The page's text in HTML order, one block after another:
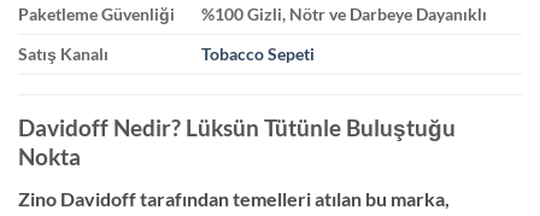
Paketleme Güvenliği
%100 Gizli, Nötr ve Darbeye Dayanıklı
Satış Kanalı
Tobacco Sepeti
Davidoff Nedir? Lüksün Tütünle Buluştuğu
Nokta
Zino Davidoff tarafından temelleri atılan bu marka,